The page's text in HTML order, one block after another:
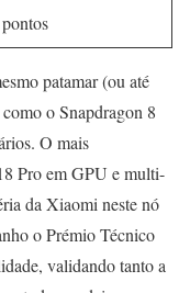
patamar (ou até
o Snapdragon 8
O mais
Pro em GPU e multi-
da Xiaomi neste nó
o Prémio Técnico
validando tanto a